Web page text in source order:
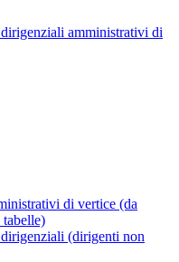
amministrativi di
di vertice (da
(dirigenti non